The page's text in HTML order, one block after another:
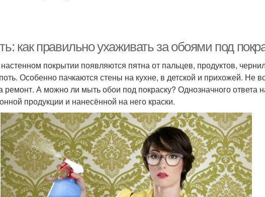
как правильно ухаживать за обоями под
покрытии появляются пятна от пальцев, продуктов,
Особенно пачкаются стены на кухне, в детской и прихожей. Не
А можно ли мыть обои под покраску? Однозначного ответа
продукции и нанесённой на него краски.